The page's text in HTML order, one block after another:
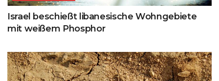
Israel beschießt libanesische Wohngebiete
mit weißem Phosphor